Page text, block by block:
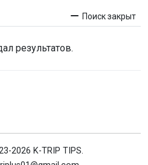
Поиск закрыт
результатов.
2026 K-TRIP TIPS.